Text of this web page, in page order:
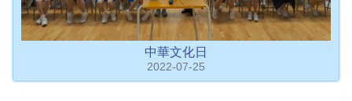
中華文化日
2022-07-25